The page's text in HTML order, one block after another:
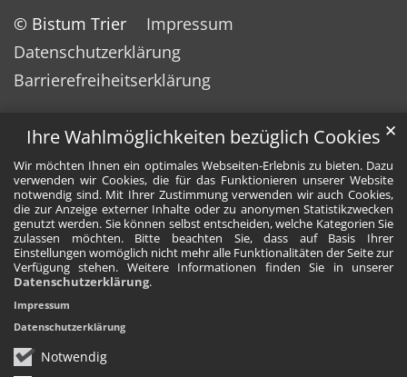
Ihre Wahlmöglichkeiten bezüglich Cookies
Wir möchten Ihnen ein optimales Webseiten-Erlebnis zu bieten. Dazu
verwenden wir Cookies, die für das Funktionieren unserer Website
notwendig sind. Mit Ihrer Zustimmung verwenden wir auch Cookies,
die zur Anzeige externer Inhalte oder zu anonymen Statistikzwecken
genutzt werden. Sie können selbst entscheiden, welche Kategorien Sie
zulassen möchten. Bitte beachten Sie, dass auf Basis Ihrer
Einstellungen womöglich nicht mehr alle Funktionalitäten der Seite zur
Verfügung stehen. Weitere Informationen finden Sie in unserer
Datenschutzerklärung.
Notwendig
✕
Impressum
Datenschutzerklärung
© Bistum Trier
Impressum
Datenschutzerklärung
Barrierefreiheitserklärung